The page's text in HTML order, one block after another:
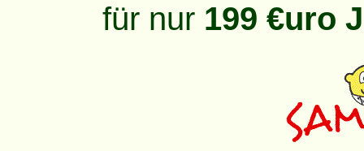
für nur 199 €uro